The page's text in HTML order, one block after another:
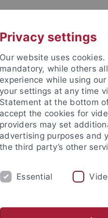
Zentren und Institute
Privacy settings
Our website uses
mandatory, while others
experience while using
your settings at any time
Statement at the bottom
accept the cookies for
providers may set
advertising purposes and
the third party’s other
Essential